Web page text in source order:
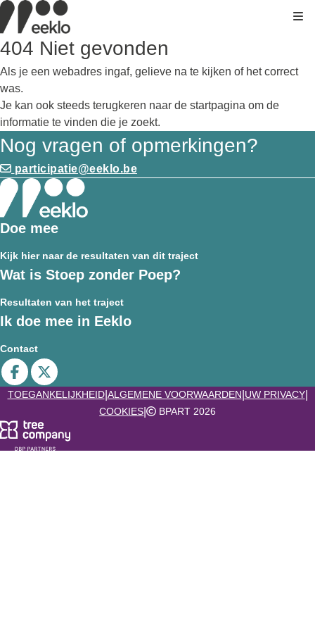
404 Niet gevonden
Als je een webadres ingaf, gelieve na te kijken of het correct
was.
Je kan ook steeds terugkeren naar de startpagina om de
informatie te vinden die je zoekt.
Nog vragen of opmerkingen?
participatie@eeklo.be
Doe mee
Kijk hier naar de resultaten van dit traject
Wat is Stoep zonder Poep?
Resultaten van het traject
Ik doe mee in Eeklo
Contact
Deel op facebook
Deel op X
TOEGANKELIJKHEID| ALGEMENE VOORWAARDEN UW PRIVACY|
COOKIES | BPART 2026